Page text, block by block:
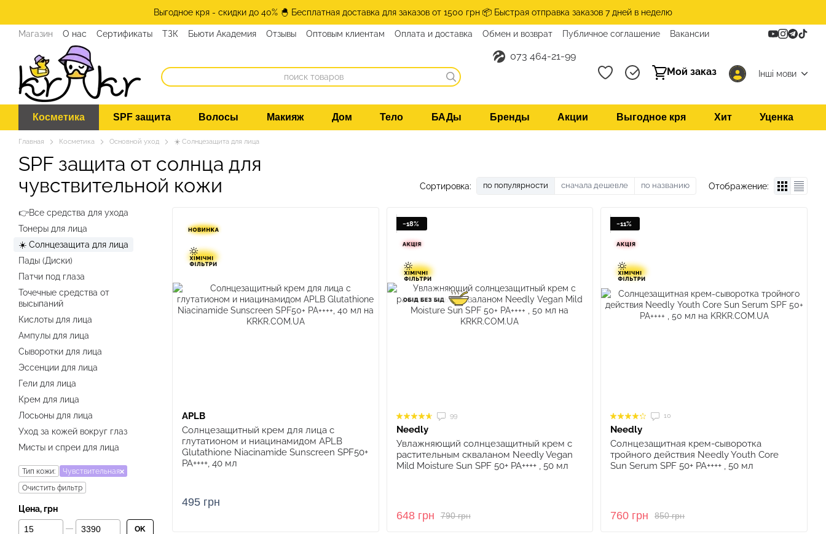
Выгодное кря - скидки до 40% 🐣 Бесплатная доставка для заказов от 1500 грн 📦 Быстрая отправка заказов 7 дней в неделю
Магазин О нас Сертификаты ТЗК Бьюти Академия Отзывы Оптовым клиентам Оплата и доставка Обмен и возврат Публичное соглашение
Вакансии
Программа лояльности
073 464-21-99
Мой заказ
Інші мови
Косметика SPF защита Волосы Макияж Дом Тело БАДы Бренды Акции Выгодное кря Хит Уценка
Главная Косметика Основной уход ☀️ Солнцезащита для лица
SPF защита от солнца для
чувствительной кожи
Сортировка: по популярности сначала дешевле по названию Отображение:
APLB
Солнцезащитный крем для лица с
глутатионом и ниацинамидом APLB
Glutathione Niacinamide Sunscreen SPF50+
PA++++, 40 мл
495 грн
−18%
99
Needly
Увлажняющий солнцезащитный крем с
растительным скваланом Needly Vegan
Mild Moisture Sun SPF 50+ PA++++ , 50 мл
790 грн
648 грн
−11%
10
Needly
Солнцезащитная крем-сыворотка
тройного действия Needly Youth Core
Sun Serum SPF 50+ PA++++ , 50 мл
850 грн
760 грн
👉Все средства для ухода
Тонеры для лица
☀️ Солнцезащита для лица
Пады (Диски)
Патчи под глаза
Точечные средства от
высыпаний
Кислоты для лица
Ампулы для лица
Сыворотки для лица
Эссенции для лица
Гели для лица
Крем для лица
Лосьоны для лица
Уход за кожей вокруг глаз
Мисты и спреи для лица
Тип кожи:
Чувствительная
Очистить фильтр
Цена, грн
От Цена, грн
До Цена, грн OK